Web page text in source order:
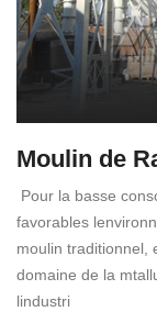
Moulin de
Pour la basse
favorables
moulin traditionnel,
domaine de la
lindustri